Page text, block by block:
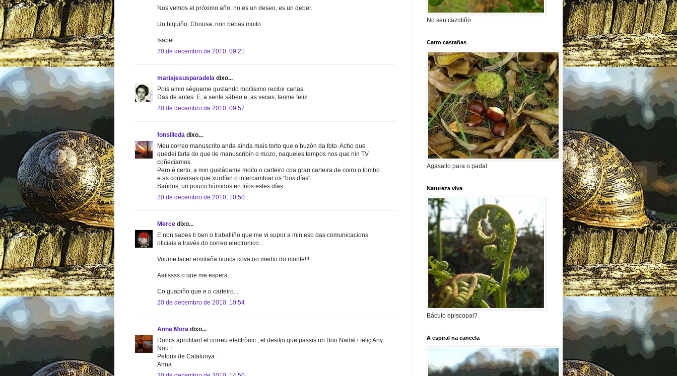
Nos vemos el próximo año, no es un deseo, es un deber.
Un biquiño, Chousa, non bebas moito.
Isabel
20 de decembro de 2010, 09:21
mariajesusparadela dixo...
Pois amin ségueme gustando moitísimo recibir cartas.
Das de antes. E, a xente sábeo e, as veces, fanme feliz.
20 de decembro de 2010, 09:57
fonsilleda dixo...
Meu correo manuscrito anda ainda mais torto que o buzón da foto. Acho que
quedei farta do que lle manuscribín o mozo, naqueles tempos nos que nin TV
coñecíamos.
Pero é certo, a min gustábame moito o carteiro coa gran carteira de coiro o lombo
e as conversas que xurdían o intercambiar os "bos días".
Saúdos, un pouco húmidos en fríos estes días.
20 de decembro de 2010, 10:50
Merce dixo...
E non sabes ti ben o traballiño que me vi supor a min eso das comunicacions
oficiais a través do correo electronico...
Voume facer ermitaña nunca cova no medio do monte!!!
Aaiissss o que me espera...
Co guapiño que e o carteiro...
20 de decembro de 2010, 10:54
Anna Mora dixo...
Doncs aprofitant el correu electrònic , et desitjo que passis un Bon Nadal i feliç Any
Nou !
Petons de Catalunya .
Anna
No seu cazoliño
Catro castañas
Agasallo para o padal
Natureza viva
Báculo episcopal?
A espiral na cancela